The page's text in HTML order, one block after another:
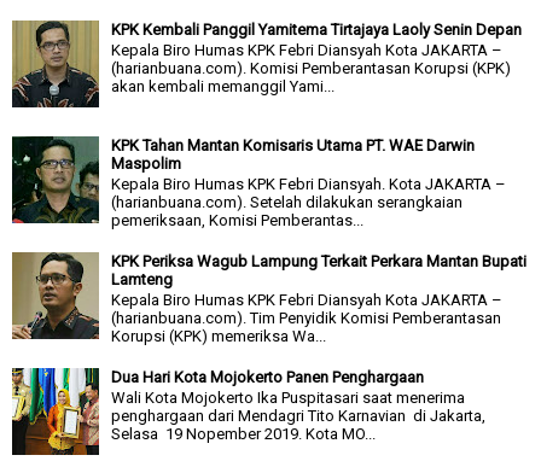
KPK Kembali Panggil Yamitema Tirtajaya Laoly Senin Depan
Kepala Biro Humas KPK Febri Diansyah Kota JAKARTA –
(harianbuana.com). Komisi Pemberantasan Korupsi (KPK)
akan kembali memanggil Yami...
KPK Tahan Mantan Komisaris Utama PT. WAE Darwin
Maspolim
Kepala Biro Humas KPK Febri Diansyah. Kota JAKARTA –
(harianbuana.com). Setelah dilakukan serangkaian
pemeriksaan, Komisi Pemberantas...
KPK Periksa Wagub Lampung Terkait Perkara Mantan Bupati
Lamteng
Kepala Biro Humas KPK Febri Diansyah Kota JAKARTA –
(harianbuana.com). Tim Penyidik Komisi Pemberantasan
Korupsi (KPK) memeriksa Wa...
Dua Hari Kota Mojokerto Panen Penghargaan
Wali Kota Mojokerto Ika Puspitasari saat menerima
penghargaan dari Mendagri Tito Karnavian di Jakarta,
Selasa 19 Nopember 2019. Kota MO...